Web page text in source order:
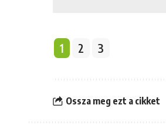
1 2 3
Ossza meg ezt a cikket